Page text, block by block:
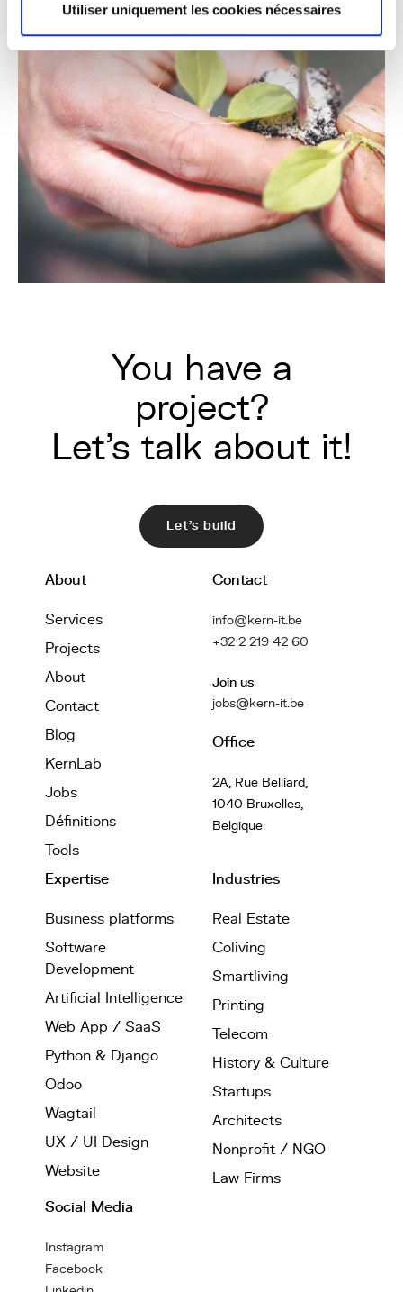
Utiliser uniquement les cookies nécessaires
You have a
project?
Let's talk about it!
Let's build
About
Services
Projects
About
Contact
Blog
KernLab
Jobs
Définitions
Tools
Contact
info@kern-it.be
+32 2 219 42 60
Join us
jobs@kern-it.be
Office
2A, Rue Belliard,
1040 Bruxelles,
Belgique
Expertise
Business platforms
Software
Development
Artificial Intelligence
Web App / SaaS
Python & Django
Odoo
Wagtail
UX / UI Design
Website
Industries
Real Estate
Coliving
Smartliving
Printing
Telecom
History & Culture
Startups
Architects
Nonprofit / NGO
Law Firms
Social Media
Instagram
Facebook